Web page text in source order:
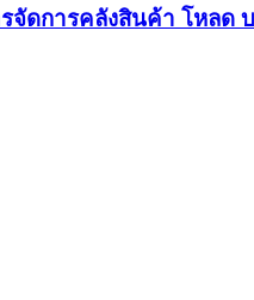
การคลังสินค้า โหลด